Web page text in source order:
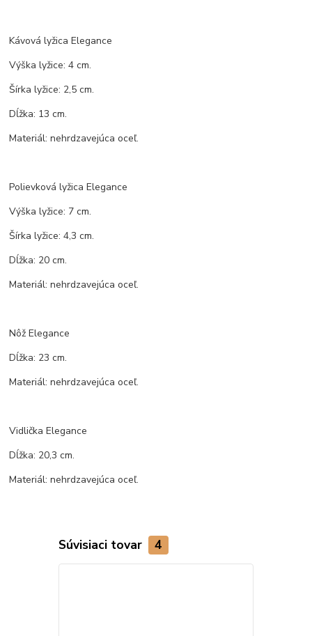
Kávová lyžica Elegance
Výška lyžice: 4 cm.
Šírka lyžice: 2,5 cm.
Dĺžka: 13 cm.
Materiál: nehrdzavejúca oceľ.
Polievková lyžica Elegance
Výška lyžice: 7 cm.
Šírka lyžice: 4,3 cm.
Dĺžka: 20 cm.
Materiál: nehrdzavejúca oceľ.
Nôž Elegance
Dĺžka: 23 cm.
Materiál: nehrdzavejúca oceľ.
Vidlička Elegance
Dĺžka: 20,3 cm.
Materiál: nehrdzavejúca oceľ.
Súvisiaci tovar 4